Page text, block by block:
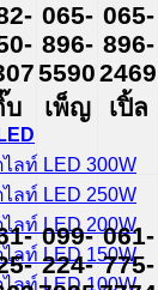
ลท์ LED 300W
ลท์ LED 250W
ลท์ LED 200W
ลท์ LED 150W
ลท์ LED 100W
บ
065-
896-
5590
เพ็ญ
065-
896-
2469
เปิ้ล
099-
224-
061-
775-